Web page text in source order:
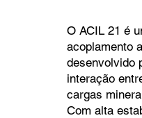
O ACIL 21 é
acoplamento
desenvolvido
interação
cargas
Com alta